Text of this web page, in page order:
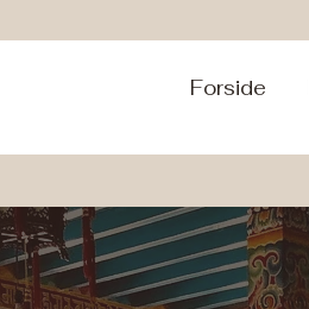
Forside